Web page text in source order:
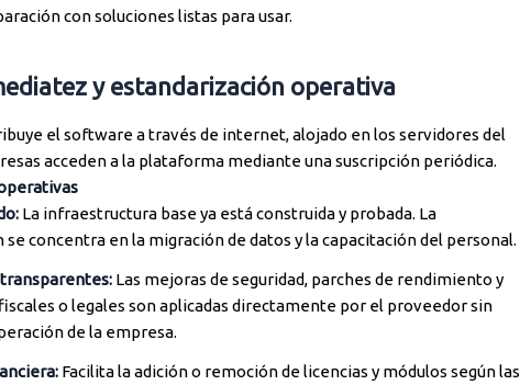
con soluciones listas para usar.
y estandarización operativa
el software a través de internet, alojado en los servidores del
acceden a la plataforma mediante una suscripción periódica.
La infraestructura base ya está construida y probada. La
concentra en la migración de datos y la capacitación del personal.
Las mejoras de seguridad, parches de rendimiento y
o legales son aplicadas directamente por el proveedor sin
de la empresa.
Facilita la adición o remoción de licencias y módulos según las